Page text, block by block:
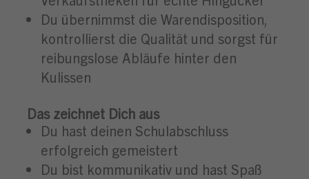
Du übernimmst die Warendisposition,
kontrollierst die Qualität und sorgst für
reibungslose Abläufe hinter den
Kulissen
Das zeichnet Dich aus
Du hast deinen Schulabschluss
erfolgreich gemeistert
Du bist kommunikativ und hast Spaß